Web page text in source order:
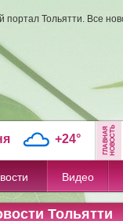
Тольятти. Все
+24°
Видео
Тольятти